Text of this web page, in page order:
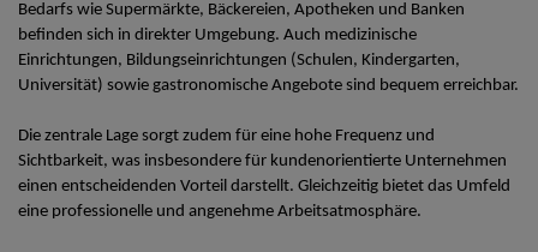
Bedarfs wie Supermärkte, Bäckereien, Apotheken und Banken
befinden sich in direkter Umgebung. Auch medizinische
Einrichtungen, Bildungseinrichtungen (Schulen, Kindergarten,
Universität) sowie gastronomische Angebote sind bequem erreichbar.
Die zentrale Lage sorgt zudem für eine hohe Frequenz und
Sichtbarkeit, was insbesondere für kundenorientierte Unternehmen
einen entscheidenden Vorteil darstellt. Gleichzeitig bietet das Umfeld
eine professionelle und angenehme Arbeitsatmosphäre.